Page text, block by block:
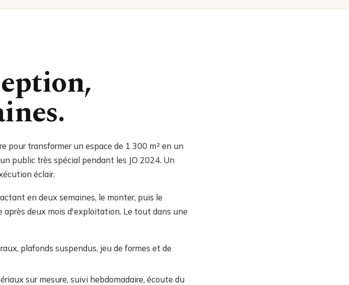
pour transformer un espace de 1 300 m² en un
public très spécial pendant les JO 2024. Un
éclair.
en deux semaines, le monter, puis le
deux mois d'exploitation. Le tout dans une
plafonds suspendus, jeu de formes et de
sur mesure, suivi hebdomadaire, écoute du